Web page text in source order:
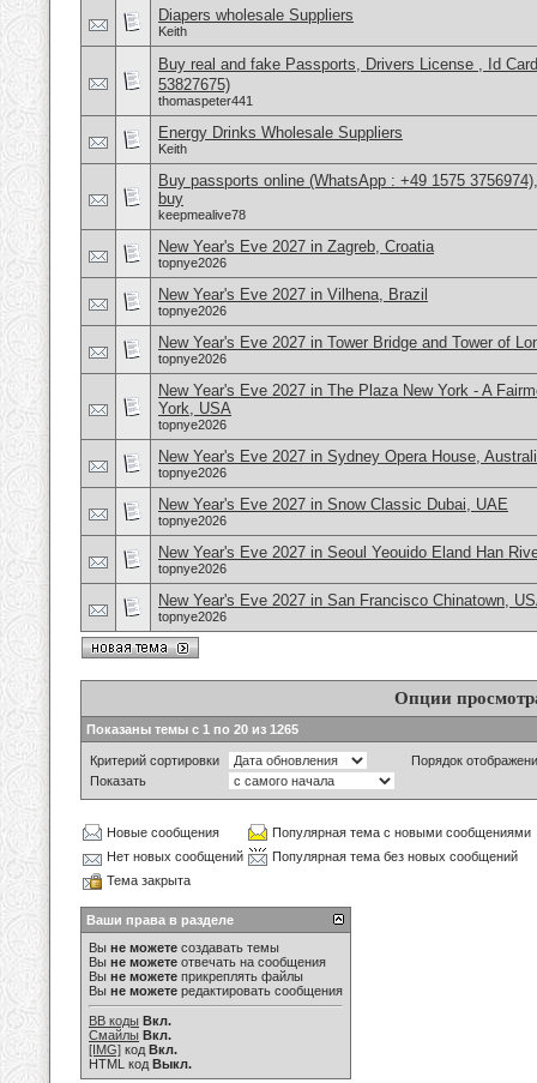
Diapers wholesale Suppliers
Keith
Buy real and fake Passports, Drivers License , Id
53827675)
thomaspeter441
Energy Drinks Wholesale Suppliers
Keith
Buy passports online (WhatsApp : +49 1575
buy
keepmealive78
New Year's Eve 2027 in Zagreb, Croatia
topnye2026
New Year's Eve 2027 in Vilhena, Brazil
topnye2026
New Year's Eve 2027 in Tower Bridge and Tower of
topnye2026
New Year's Eve 2027 in The Plaza New York - A
York, USA
topnye2026
New Year's Eve 2027 in Sydney Opera House,
topnye2026
New Year's Eve 2027 in Snow Classic Dubai, UAE
topnye2026
New Year's Eve 2027 in Seoul Yeouido Eland Han
topnye2026
New Year's Eve 2027 in San Francisco Chinatown,
topnye2026
Опции
Показаны темы с 1 по 20 из 1265
Критерий сортировки
Порядок
Показать
Новые сообщения
Популярная тема с новыми сообщениями
Нет новых сообщений
Популярная тема без новых сообщений
Тема закрыта
Ваши права в разделе
Вы не можете создавать темы
Вы не можете отвечать на сообщения
Вы не можете прикреплять файлы
Вы не можете редактировать сообщения
BB коды Вкл.
Смайлы Вкл.
[IMG] код Вкл.
HTML код Выкл.